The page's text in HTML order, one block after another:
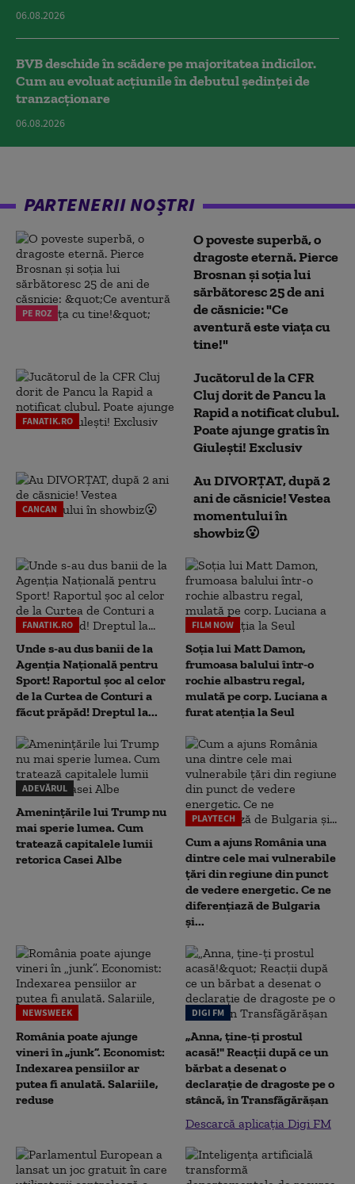
06.08.2026
BVB deschide în scădere pe majoritatea indicilor.
Cum au evoluat acțiunile în debutul ședinței de
tranzacționare
06.08.2026
PARTENERII NOȘTRI
PE ROZ
O poveste superbă, o
dragoste eternă. Pierce
Brosnan și soția lui
sărbătoresc 25 de ani
de căsnicie: "Ce
aventură este viața cu
tine!"
FANATIK.RO
Jucătorul de la CFR
Cluj dorit de Pancu la
Rapid a notificat clubul.
Poate ajunge gratis în
Giulești! Exclusiv
CANCAN
Au DIVORȚAT, după 2
ani de căsnicie! Vestea
momentului în
showbiz😮
FANATIK.RO
Unde s-au dus banii de la
Agenția Națională pentru
Sport! Raportul șoc al celor
de la Curtea de Conturi a
făcut prăpăd! Dreptul la...
FILM NOW
Soția lui Matt Damon,
frumoasa balului într-o
rochie albastru regal,
mulată pe corp. Luciana a
furat atenția la Seul
ADEVĂRUL
Amenințările lui Trump nu
mai sperie lumea. Cum
tratează capitalele lumii
retorica Casei Albe
PLAYTECH
Cum a ajuns România una
dintre cele mai vulnerabile
țări din regiune din punct
de vedere energetic. Ce ne
diferențiază de Bulgaria
și...
NEWSWEEK
România poate ajunge
vineri în „junk”. Economist:
Indexarea pensiilor ar
putea fi anulată. Salariile,
reduse
DIGI FM
„Anna, ţine-ţi prostul
acasă!" Reacţii după ce un
bărbat a desenat o
declaraţie de dragoste pe o
stâncă, în Transfăgărăşan
Descarcă aplicația Digi FM